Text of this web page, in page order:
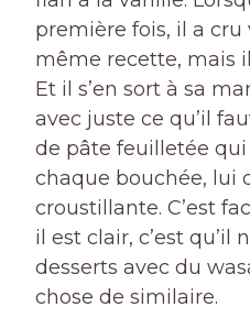
première fois, il a
même recette, mais
Et il s’en sort à sa
avec juste ce qu’il
de pâte feuilletée
chaque bouchée, lui
croustillante. C’est
il est clair, c’est qu’il
desserts avec du
chose de similaire.